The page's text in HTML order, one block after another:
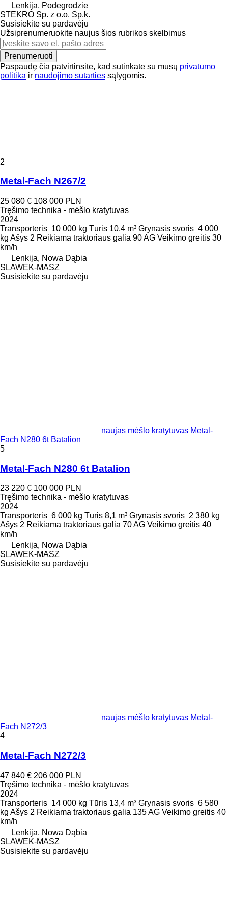
Lenkija, Podegrodzie
STEKRO Sp. z o.o. Sp.k.
Susisiekite su pardavėju
Užsiprenumeruokite naujus šios rubrikos skelbimus
Prenumeruoti
Paspaudę čia patvirtinsite, kad sutinkate su mūsų privatumo
politika ir naudojimo sutarties sąlygomis.
2
Metal-Fach N267/2
25 080 € 108 000 PLN
Tręšimo technika - mėšlo kratytuvas
2024
Transporteris 10 000 kg Tūris 10,4 m³ Grynasis svoris 4 000
kg Ašys 2 Reikiama traktoriaus galia 90 AG Veikimo greitis 30
km/h
Lenkija, Nowa Dąbia
SLAWEK-MASZ
Susisiekite su pardavėju
naujas mėšlo kratytuvas Metal-
Fach N280 6t Batalion
5
Metal-Fach N280 6t Batalion
23 220 € 100 000 PLN
Tręšimo technika - mėšlo kratytuvas
2024
Transporteris 6 000 kg Tūris 8,1 m³ Grynasis svoris 2 380 kg
Ašys 2 Reikiama traktoriaus galia 70 AG Veikimo greitis 40
km/h
Lenkija, Nowa Dąbia
SLAWEK-MASZ
Susisiekite su pardavėju
naujas mėšlo kratytuvas Metal-
Fach N272/3
4
Metal-Fach N272/3
47 840 € 206 000 PLN
Tręšimo technika - mėšlo kratytuvas
2024
Transporteris 14 000 kg Tūris 13,4 m³ Grynasis svoris 6 580
kg Ašys 2 Reikiama traktoriaus galia 135 AG Veikimo greitis 40
km/h
Lenkija, Nowa Dąbia
SLAWEK-MASZ
Susisiekite su pardavėju